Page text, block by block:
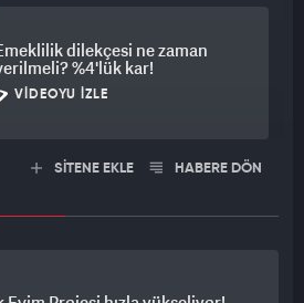
dilekçesi ne zaman
%4'lük kar!
VIDEOYU İZLE
SİTENE EKLE HABERE DÖN